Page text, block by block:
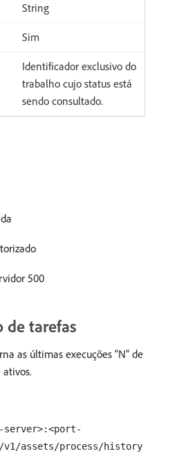
String
Sim
Identificador exclusivo do
trabalho cujo status está
sendo consultado.
500
de tarefas
as últimas execuções “N” de
ativos.
server>:<port-
v1/assets/process/history